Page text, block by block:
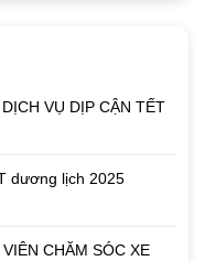
VỤ DỊP CẬN TẾT
dương lịch 2025
CHĂM SÓC XE